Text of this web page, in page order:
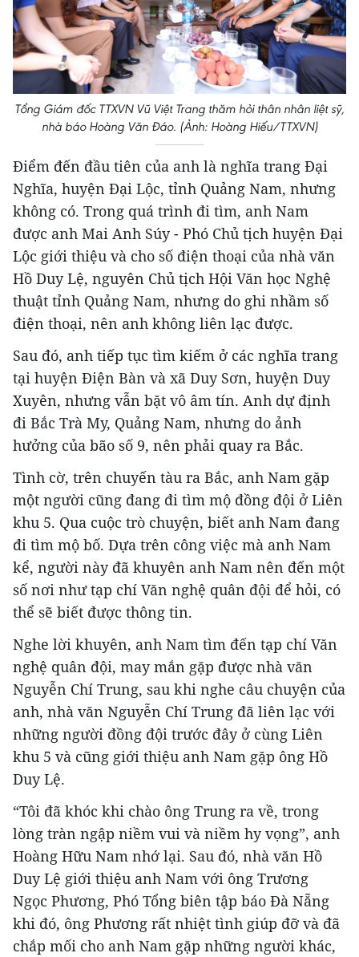
Tổng Giám đốc TTXVN Vũ Việt Trang thăm hỏi thân nhân liệt sỹ,
nhà báo Hoàng Văn Đáo. (Ảnh: Hoàng Hiếu/TTXVN)
Điểm đến đầu tiên của anh là nghĩa trang Đại
Nghĩa, huyện Đại Lộc, tỉnh Quảng Nam, nhưng
không có. Trong quá trình đi tìm, anh Nam
được anh Mai Anh Súy - Phó Chủ tịch huyện Đại
Lộc giới thiệu và cho số điện thoại của nhà văn
Hồ Duy Lệ, nguyên Chủ tịch Hội Văn học Nghệ
thuật tỉnh Quảng Nam, nhưng do ghi nhầm số
điện thoại, nên anh không liên lạc được.
Sau đó, anh tiếp tục tìm kiếm ở các nghĩa trang
tại huyện Điện Bàn và xã Duy Sơn, huyện Duy
Xuyên, nhưng vẫn bặt vô âm tín. Anh dự định
đi Bắc Trà My, Quảng Nam, nhưng do ảnh
hưởng của bão số 9, nên phải quay ra Bắc.
Tình cờ, trên chuyến tàu ra Bắc, anh Nam gặp
một người cũng đang đi tìm mộ đồng đội ở Liên
khu 5. Qua cuộc trò chuyện, biết anh Nam đang
đi tìm mộ bố. Dựa trên công việc mà anh Nam
kể, người này đã khuyên anh Nam nên đến một
số nơi như tạp chí Văn nghệ quân đội để hỏi, có
thể sẽ biết được thông tin.
Nghe lời khuyên, anh Nam tìm đến tạp chí Văn
nghệ quân đội, may mắn gặp được nhà văn
Nguyễn Chí Trung, sau khi nghe câu chuyện của
anh, nhà văn Nguyễn Chí Trung đã liên lạc với
những người đồng đội trước đây ở cùng Liên
khu 5 và cũng giới thiệu anh Nam gặp ông Hồ
Duy Lệ.
“Tôi đã khóc khi chào ông Trung ra về, trong
lòng tràn ngập niềm vui và niềm hy vọng”, anh
Hoàng Hữu Nam nhớ lại. Sau đó, nhà văn Hồ
Duy Lệ giới thiệu anh Nam với ông Trương
Ngọc Phương, Phó Tổng biên tập báo Đà Nẵng
khi đó, ông Phương rất nhiệt tình giúp đỡ và đã
chắp mối cho anh Nam gặp những người khác,